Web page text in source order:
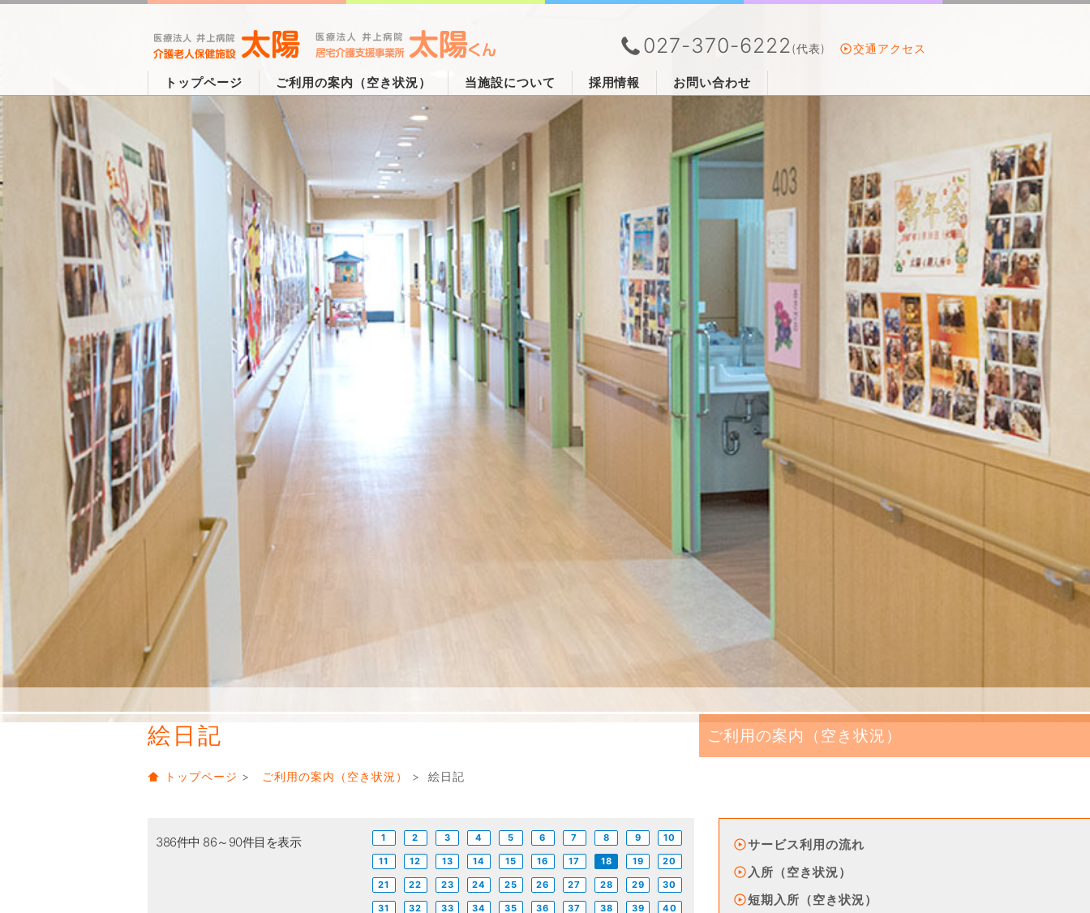
027-370-6222(代表) 交通アクセス
トップページ ご利用の案内（空き状況） 当施設について 採用情報 お問い合わせ
絵日記 ご利用の案内（空き状況）
トップページ > ご利用の案内（空き状況） > 絵日記
386件中 86～90件目を表示 1 2 3 4 5 6 7 8 9 10
11 12 13 14 15 16 17 18 19 20
21 22 23 24 25 26 27 28 29 30
31 32 33 34 35 36 37 38 39 40
サービス利用の流れ
入所（空き状況）
短期入所（空き状況）